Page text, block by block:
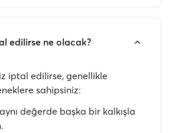
edilirse ne olacak?
iptal edilirse, genellikle
sahipsiniz:
aynı değerde başka bir kalkışla